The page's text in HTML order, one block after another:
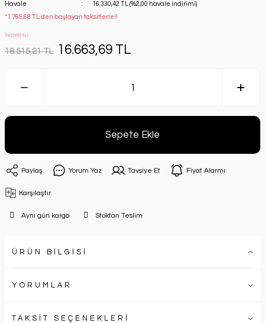
Havale
16.330,42 TL (%2,00 havale indirimi)
*1.769,68 TL den başlayan taksitlerle!!
İNDİRİMLİ
18.515,21 TL 16.663,69 TL
Sepete Ekle
Paylaş Yorum Yaz Tavsiye Et Fiyat Alarmı
Karşılaştır
Aynı gün kargo Stoktan Teslim
ÜRÜN BİLGİSİ
YORUMLAR
TAKSİT SEÇENEKLERİ